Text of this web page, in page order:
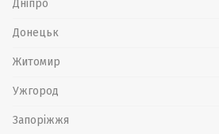
Дніпро
Донецьк
Житомир
Ужгород
Запоріжжя